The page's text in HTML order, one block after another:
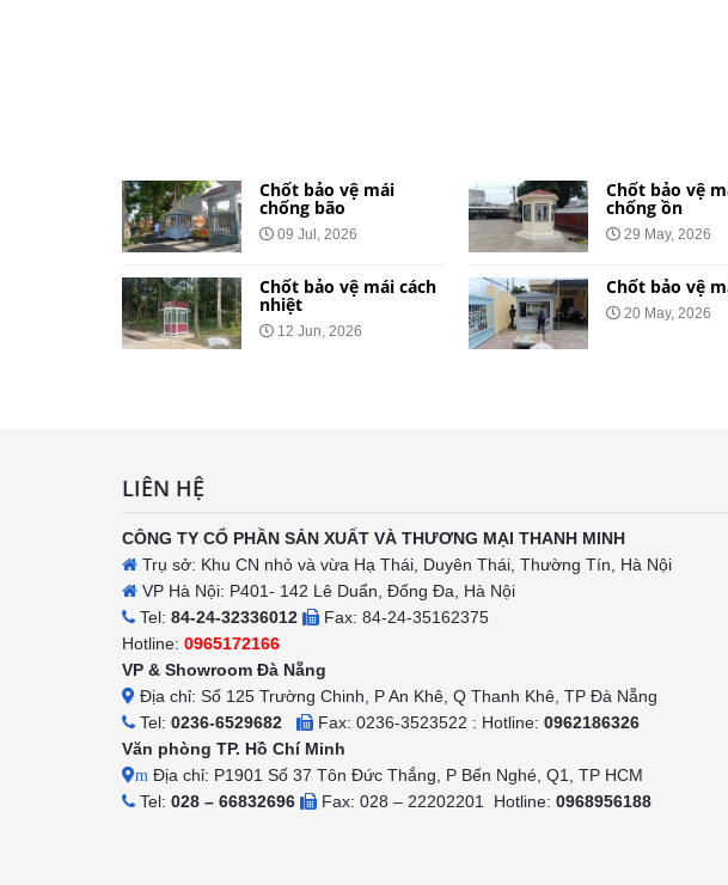
Chốt bảo vệ mái
chống bão
09 Jul, 2026
Chốt bảo vệ mái cách
nhiệt
12 Jun, 2026
Chốt bảo vệ
chống ồn
29 May, 2026
Chốt bảo vệ
20 May, 2026
LIÊN HỆ
CÔNG TY CỔ PHẦN SẢN XUẤT VÀ THƯƠNG MẠI THANH MINH
Trụ sở: Khu CN nhỏ và vừa Hạ Thái, Duyên Thái, Thường Tín, Hà Nội
VP Hà Nội: P401- 142 Lê Duẩn, Đống Đa, Hà Nội
Tel: 84-24-32336012
Fax: 84-24-35162375
Hotline: 0965172166
VP & Showroom Đà Nẵng
Địa chỉ: Số 125 Trường Chinh, P An Khê, Q Thanh Khê, TP Đà Nẵng
Tel: 0236-6529682 Fax: 0236-3523522 : Hotline: 0962186326
Văn phòng TP. Hồ Chí Minh
m Địa chỉ: P1901 Số 37 Tôn Đức Thắng, P Bến Nghé, Q1, TP HCM
Tel: 028 – 66832696 Fax: 028 – 22202201 Hotline: 0968956188